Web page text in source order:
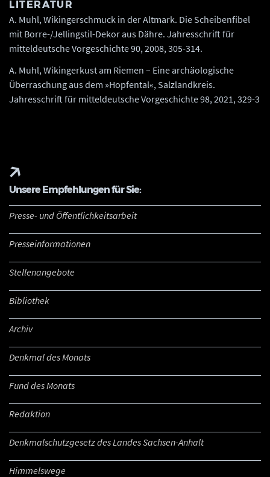
LITERATUR
A. Muhl, Wikingerschmuck in der Altmark. Die Scheibenfibel
mit Borre-/Jellingstil-Dekor aus Dähre. Jahresschrift für
mitteldeutsche Vorgeschichte 90, 2008, 305-314.
A. Muhl, Wikingerkust am Riemen – Eine archäologische
Überraschung aus dem »Hopfental«, Salzlandkreis.
Jahresschrift für mitteldeutsche Vorgeschichte 98, 2021, 329-3
Unsere Empfehlungen für Sie:
Presse- und Öffentlichkeitsarbeit
Presseinformationen
Stellenangebote
Bibliothek
Archiv
Denkmal des Monats
Fund des Monats
Redaktion
Denkmalschutzgesetz des Landes Sachsen-Anhalt
Himmelswege